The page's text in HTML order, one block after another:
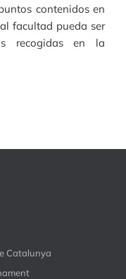
contenidos en
facultad pueda ser
recogidas en la
Catalunya